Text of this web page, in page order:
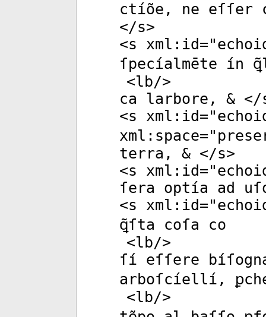
ctíõe, ne
</s>
<s xml:id="
ſpecíalmēte ín
<lb/>
ca larbore, & </
<s xml:id="
xml:space="
terra, & </s>
<s xml:id="
ſera optía ad
<s xml:id="
ꝗ̃ſta coſa co
<lb/>
ſí eſſere
arboſcíellí,
<lb/>